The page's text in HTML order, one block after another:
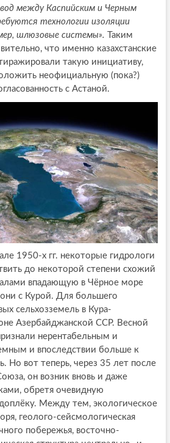
между Каспийским и Черным
технологии изоляции
шлюзовые системы».
Таким
что именно казахстанские
такую инициативу,
неофициальную (пока?)
с Астаной.
1950-х гг. некоторые гидрологи
до некоторой степени схожий
впадающую в Чёрное море
с Курой. Для большего
сельхозземель в Кура-
Азербайджанской ССР. Весной
нерентабельным и
и впоследствии больше к
Но вот теперь, через 35 лет после
он возник вновь и даже
обретя очевидную
Между тем, экологическое
геолого-сейсмологическая
побережья, восточно-